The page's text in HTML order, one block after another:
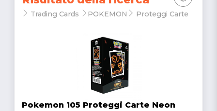
Trading Cards POKEMON Proteggi Carte
Pokemon 105 Proteggi Carte Neon